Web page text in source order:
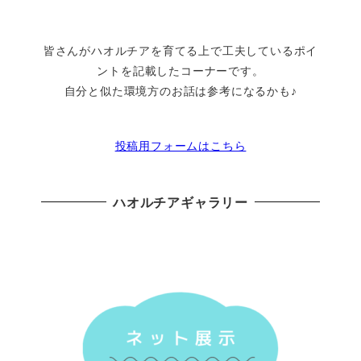
皆さんがハオルチアを育てる上で工夫しているポイ
ントを記載したコーナーです。
自分と似た環境方のお話は参考になるかも♪
投稿用フォームはこちら
ハオルチアギャラリー